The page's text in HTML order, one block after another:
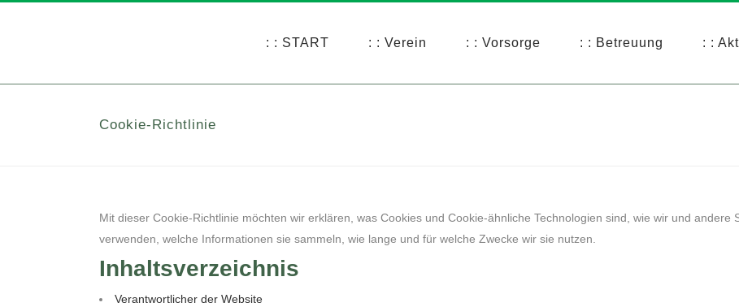
: : START : : Verein : : Vorsorge : : Betreuung : :
Cookie-Richtlinie
Mit dieser Cookie-Richtlinie möchten wir erklären, was Cookies und Cookie-ähnliche Technologien sind, wie wir und andere
verwenden, welche Informationen sie sammeln, wie lange und für welche Zwecke wir sie nutzen.
Inhaltsverzeichnis
Verantwortlicher der Website